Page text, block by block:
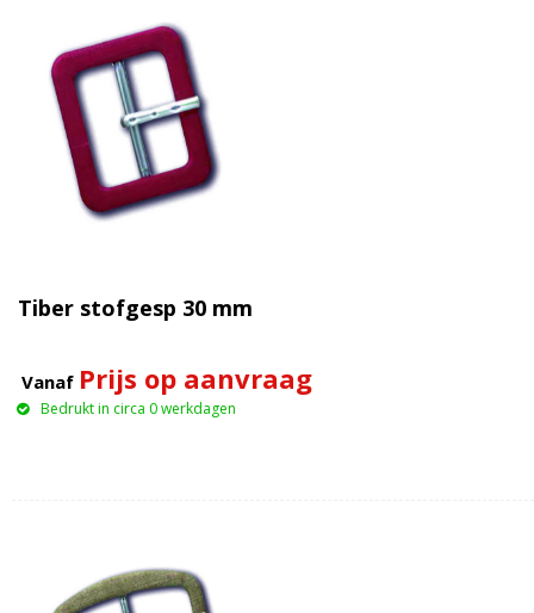
Tiber stofgesp 30 mm
Vanaf Prijs op aanvraag
Bedrukt in circa 0 werkdagen